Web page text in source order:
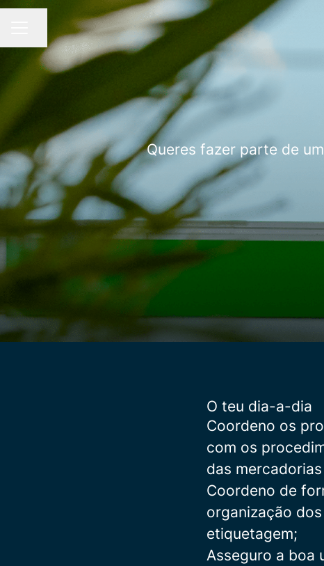
MENU DE CARREIRAS
Partilhar página
Queres fazer parte de
O teu dia-a-dia
Coordeno os
com os
das
Coordeno de
organização
etiquetagem;
Asseguro a boa